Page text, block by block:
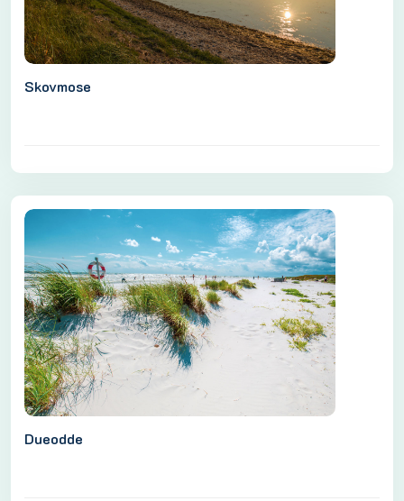
Skovmose
Dueodde